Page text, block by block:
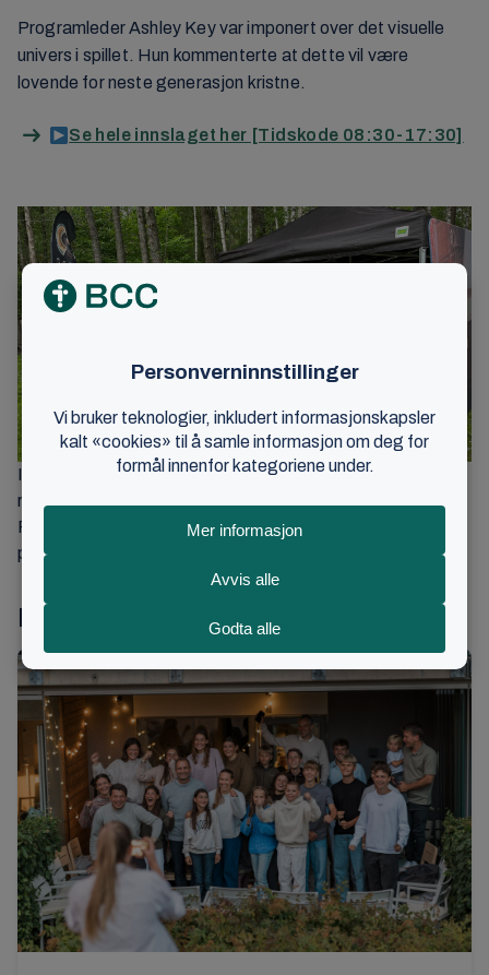
Programleder Ashley Key var imponert over det visuelle
univers i spillet. Hun kommenterte at dette vil være
lovende for neste generasjon kristne.
Se hele innslaget her [Tidskode 08:30-17:30]
I Norge har bibelspillet også fått oppmerksomhet på en
rekke kristne samlinger som Melt-konferansen, Get
Focused og senest her på Norges Kristne Råds
pinsefestival 2023